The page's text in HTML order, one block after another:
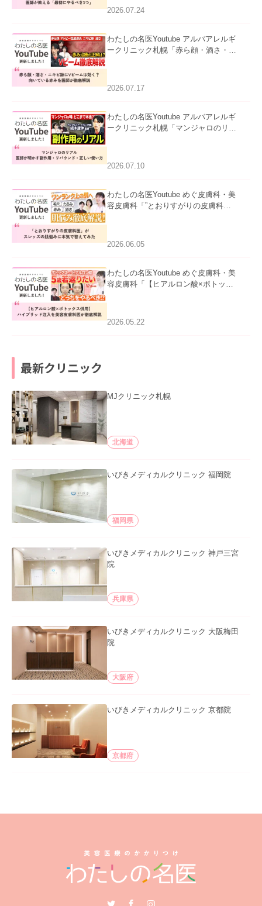
た。
2026.07.24
わたしの名医Youtube アルバアレルギ
ークリニック札幌「赤ら顔・酒さ・ニ
ました。
2026.07.17
わたしの名医Youtube アルバアレルギ
ークリニック札幌「マンジャロのリア
た。
2026.07.10
わたしの名医Youtube めぐ皮膚科・美
容皮膚科「”とおりすがりの皮膚科
2026.06.05
わたしの名医Youtube めぐ皮膚科・美
容皮膚科「【ヒアルロン酸×ボトック
た。
2026.05.22
最新クリニック
MJクリニック札幌
北海道
いびきメディカルクリニック 福岡院
福岡県
いびきメディカルクリニック 神戸三宮
院
兵庫県
いびきメディカルクリニック 大阪梅田
院
大阪府
いびきメディカルクリニック 京都院
京都府